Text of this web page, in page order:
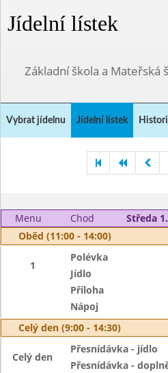
Jídelní lístek
Základní škola a Mateřská
Vybrat jídelnu Jídelní lístek
Menu Chod
Středa
Oběd (11:00 - 14:00)
1
Polévka
Jídlo
Příloha
Nápoj
Celý den (9:00 - 14:30)
Celý den
Přesnídávka - jídlo
Přesnídávka -